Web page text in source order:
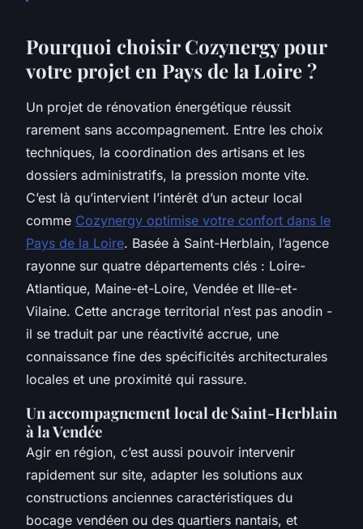
Pourquoi choisir Cozynergy pour
votre projet en Pays de la Loire ?
Un projet de rénovation énergétique réussit
rarement sans accompagnement. Entre les choix
techniques, la coordination des artisans et les
dossiers administratifs, la pression monte vite.
C’est là qu’intervient l’intérêt d’un acteur local
comme Cozynergy optimise votre confort dans le
Pays de la Loire. Basée à Saint-Herblain, l’agence
rayonne sur quatre départements clés : Loire-
Atlantique, Maine-et-Loire, Vendée et Ille-et-
Vilaine. Cette ancrage territorial n’est pas anodin -
il se traduit par une réactivité accrue, une
connaissance fine des spécificités architecturales
locales et une proximité qui rassure.
Un accompagnement local de Saint-Herblain
à la Vendée
Agir en région, c’est aussi pouvoir intervenir
rapidement sur site, adapter les solutions aux
constructions anciennes caractéristiques du
bocage vendéen ou des quartiers nantais, et